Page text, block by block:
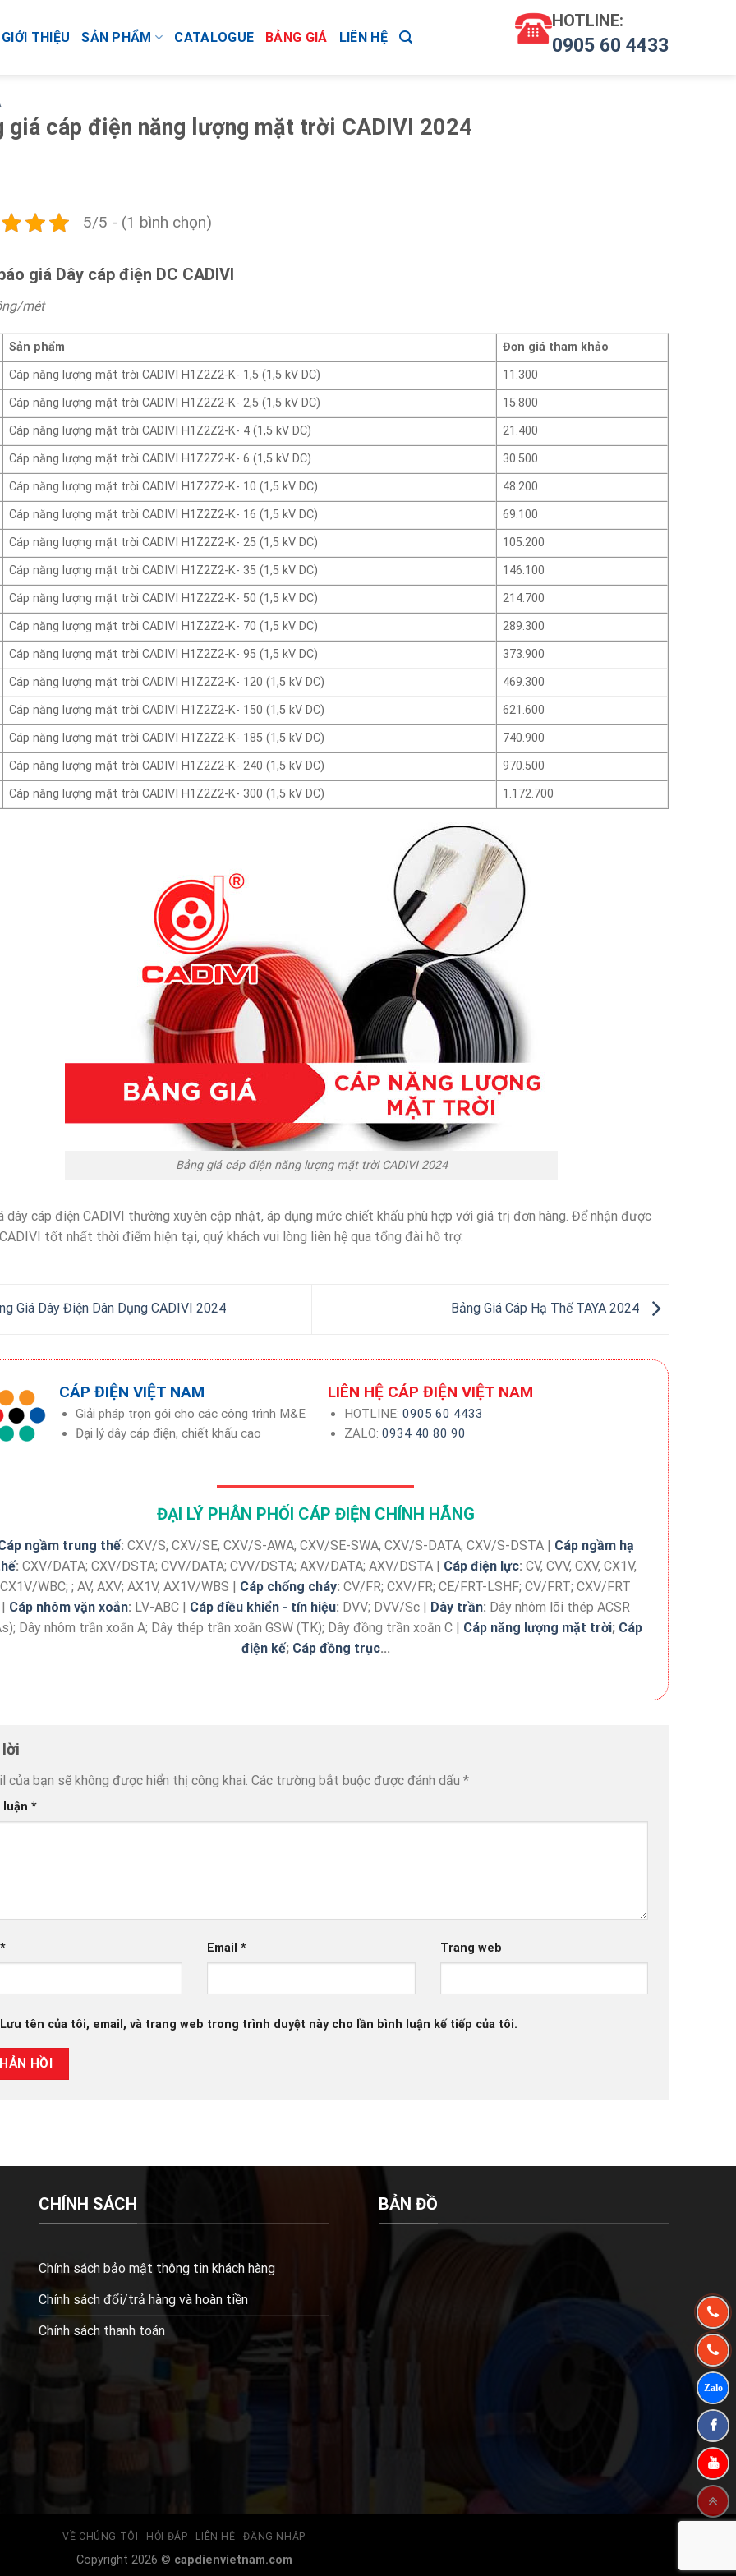
GIỚI THIỆU SẢN PHẨM CATALOGUE BẢNG GIÁ LIÊN HỆ
HOTLINE:
0905 60 4433
giá cáp điện năng lượng mặt trời CADIVI 2024
5/5 - (1 bình chọn)
giá Dây cáp điện DC CADIVI
mét
Sản phẩm
Đơn giá tham khảo
Cáp năng lượng mặt trời CADIVI H1Z2Z2-K- 1,5 (1,5 kV DC)
11.300
Cáp năng lượng mặt trời CADIVI H1Z2Z2-K- 2,5 (1,5 kV DC)
15.800
Cáp năng lượng mặt trời CADIVI H1Z2Z2-K- 4 (1,5 kV DC)
21.400
Cáp năng lượng mặt trời CADIVI H1Z2Z2-K- 6 (1,5 kV DC)
30.500
Cáp năng lượng mặt trời CADIVI H1Z2Z2-K- 10 (1,5 kV DC)
48.200
Cáp năng lượng mặt trời CADIVI H1Z2Z2-K- 16 (1,5 kV DC)
69.100
Cáp năng lượng mặt trời CADIVI H1Z2Z2-K- 25 (1,5 kV DC)
105.200
Cáp năng lượng mặt trời CADIVI H1Z2Z2-K- 35 (1,5 kV DC)
146.100
Cáp năng lượng mặt trời CADIVI H1Z2Z2-K- 50 (1,5 kV DC)
214.700
Cáp năng lượng mặt trời CADIVI H1Z2Z2-K- 70 (1,5 kV DC)
289.300
Cáp năng lượng mặt trời CADIVI H1Z2Z2-K- 95 (1,5 kV DC)
373.900
Cáp năng lượng mặt trời CADIVI H1Z2Z2-K- 120 (1,5 kV DC)
469.300
Cáp năng lượng mặt trời CADIVI H1Z2Z2-K- 150 (1,5 kV DC)
621.600
Cáp năng lượng mặt trời CADIVI H1Z2Z2-K- 185 (1,5 kV DC)
740.900
Cáp năng lượng mặt trời CADIVI H1Z2Z2-K- 240 (1,5 kV DC)
970.500
Cáp năng lượng mặt trời CADIVI H1Z2Z2-K- 300 (1,5 kV DC) 1.172.700
Bảng giá cáp điện năng lượng mặt trời CADIVI 2024
dây cáp điện CADIVI thường xuyên cập nhật, áp dụng mức chiết khấu phù hợp với giá trị đơn hàng. Để nhận được
tốt nhất thời điểm hiện tại, quý khách vui lòng liên hệ qua tổng đài hỗ trợ:
Giá Dây Điện Dân Dụng CADIVI 2024 Bảng Giá Cáp Hạ Thế TAYA 2024
CÁP ĐIỆN VIỆT NAM
Giải pháp trọn gói cho các công trình M&E
Đại lý dây cáp điện, chiết khấu cao
LIÊN HỆ CÁP ĐIỆN VIỆT NAM
HOTLINE: 0905 60 4433
ZALO: 0934 40 80 90
ĐẠI LÝ PHÂN PHỐI CÁP ĐIỆN CHÍNH HÃNG
ngầm trung thế: CXV/S; CXV/SE; CXV/S-AWA; CXV/SE-SWA; CXV/S-DATA; CXV/S-DSTA | Cáp ngầm hạ
: CXV/DATA; CXV/DSTA; CVV/DATA; CVV/DSTA; AXV/DATA; AXV/DSTA | Cáp điện lực: CV, CVV, CXV, CX1V,
CX1V/WBC; ; AV, AXV; AX1V, AX1V/WBS | Cáp chống cháy: CV/FR; CXV/FR; CE/FRT-LSHF; CV/FRT; CXV/FRT
Cáp nhôm vặn xoắn: LV-ABC | Cáp điều khiển - tín hiệu: DVV; DVV/Sc | Dây trần: Dây nhôm lõi thép ACSR
Dây nhôm trần xoắn A; Dây thép trần xoắn GSW (TK); Dây đồng trần xoắn C | Cáp năng lượng mặt trời; Cáp
điện kế; Cáp đồng trục...
của bạn sẽ không được hiển thị công khai. Các trường bắt buộc được đánh dấu *
luận *
* Email* Trang web
Lưu tên của tôi, email, và trang web trong trình duyệt này cho lần bình luận kế tiếp của tôi.
CHÍNH SÁCH
Chính sách bảo mật thông tin khách hàng
Chính sách đổi/trả hàng và hoàn tiền
Chính sách thanh toán
BẢN ĐỒ
VỀ CHÚNG TÔI HỎI ĐÁP LIÊN HỆ ĐĂNG NHẬP
Copyright 2026 © capdienvietnam.com